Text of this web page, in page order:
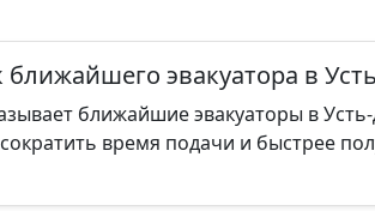
ближайшего эвакуатора в
ближайшие эвакуаторы в
время подачи и быстрее